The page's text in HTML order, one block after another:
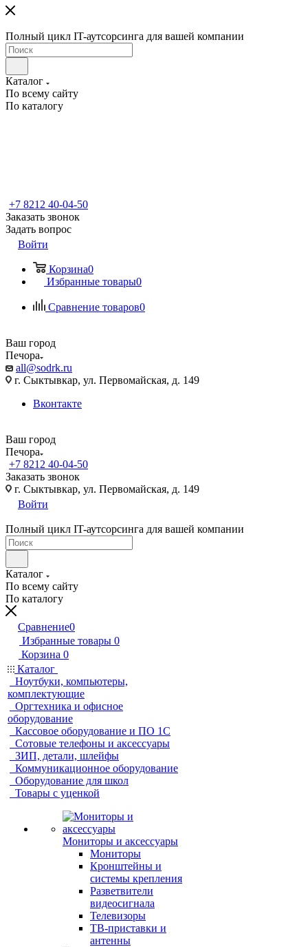
Полный цикл IT-аутсорсинга для вашей компании
Каталог
По всему сайту
По каталогу
+7 8212 40-04-50
Заказать звонок
Задать вопрос
Войти
Корзина0
Избранные товары0
Сравнение товаров0
Ваш город
Печора
all@sodrk.ru
г. Сыктывкар, ул. Первомайская, д. 149
Вконтакте
Ваш город
Печора
+7 8212 40-04-50
Заказать звонок
г. Сыктывкар, ул. Первомайская, д. 149
Войти
Полный цикл IT-аутсорсинга для вашей компании
Каталог
По всему сайту
По каталогу
Сравнение0
Избранные товары 0
Корзина 0
Каталог
Ноутбуки, компьютеры,
комплектующие
Оргтехника и офисное
оборудование
Кассовое оборудование и ПО 1С
Сотовые телефоны и аксессуары
ЗИП, детали, шлейфы
Коммуникационное оборудование
Оборудование для школ
Товары с уценкой
Мониторы и аксессуары
Мониторы
Кронштейны и
системы крепления
Разветвители
видеосигнала
Телевизоры
ТВ-приставки и
антенны